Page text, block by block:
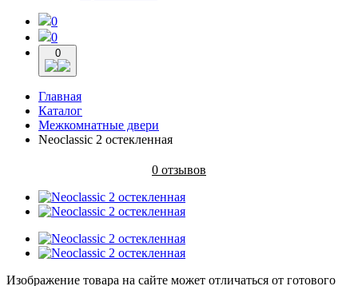
0
0
0
Главная
Каталог
Межкомнатные двери
Neoclassic 2 остекленная
0 отзывов
Изображение товара на сайте может отличаться от готового